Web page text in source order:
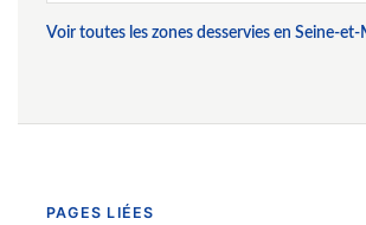
Voir toutes les zones desservies en Seine-
PAGES LIÉES